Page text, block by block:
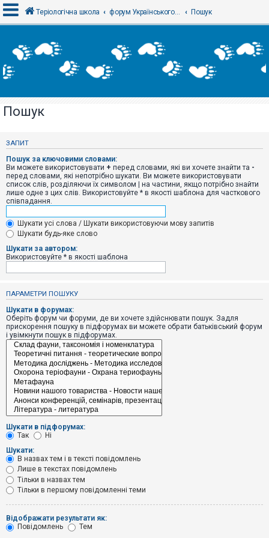
х
і
Р
с
р
а
ц
і
я
Т
е
м
и
б
і
п
о
в
і
д
в
н
т
е
м
и
о
ш
Теріологічна школа форум Українського теріологічного товариства Пошук
Пошук
ЗАПИТ
Пошук за ключовими словами:
Ви можете використовувати + перед словами, які ви хочете знайти та -
перед словами, які непотрібно шукати. Ви можете використовувати
список слів, розділяючи їх символом | на частини, якщо потрібно знайти
лише одне з цих слів. Використовуйте * в якості шаблона для часткового
співпадання.
Шукати усі слова / Шукати використовуючи мову запитів
Шукати будь-яке слово
Шукати за автором:
Використовуйте * в якості шаблона
ПАРАМЕТРИ ПОШУКУ
Шукати в форумах:
Оберіть форум чи форуми, де ви хочете здійснювати пошук. Задля
прискорення пошуку в підфорумах ви можете обрати батьківський форум
і увімкнути пошук в підфорумах.
Шукати в підфорумах:
Так
Ні
Шукати:
В назвах тем і в тексті повідомлень
Лише в текстах повідомлень
Тільки в назвах тем
Тільки в першому повідомленні теми
Відображати результати як:
Повідомлень
Тем